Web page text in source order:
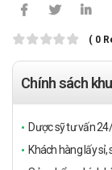
( 0
Chính sách
Dược sỹ tư vấn
Khách hàng lấy